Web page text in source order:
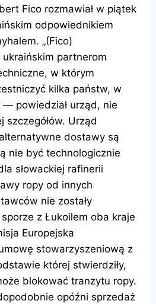
Fico rozmawiał w piątek
odpowiednikiem
„(Fico)
ukraińskim partnerom
w którym
kilka państw, w
— powiedział urząd, nie
szczegółów. Urząd
dostawy są
nie być technologicznie
słowackiej rafinerii
ropy od innych
nie zostały
z Łukoilem oba kraje
Europejska
stowarzyszeniową z
której stwierdziły,
blokować tranzytu ropy.
opóźni sprzedaż